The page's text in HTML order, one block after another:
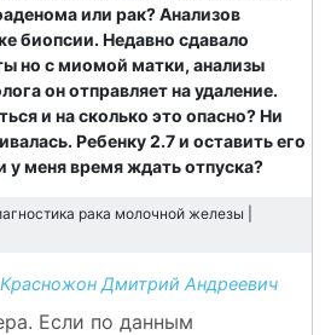
или рак? Анализов
биопсии. Недавно сдавало
но с миомой матки, анализы
он отправляет на удаление.
и на сколько это опасно? Ни
Ребенку 2.7 и оставить его
у меня время ждать отпуска?
рака молочной железы |
Красножон Дмитрий Андреевич
Если по данным